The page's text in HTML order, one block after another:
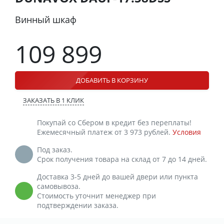
Винный шкаф
109 899
ДОБАВИТЬ В КОРЗИНУ
ЗАКАЗАТЬ В 1 КЛИК
Покупай со Сбером в кредит без переплаты!
Ежемесячный платеж от 3 973 рублей. Условия
Под заказ.
Срок получения товара на склад от 7 до 14 дней.
Доставка 3-5 дней до вашей двери или пункта
самовывоза.
Стоимость уточнит менеджер при
подтверждении заказа.